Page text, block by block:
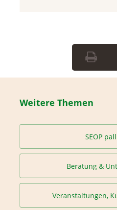
Weitere Themen
SEOP
Beratung &
Veranstaltungen,